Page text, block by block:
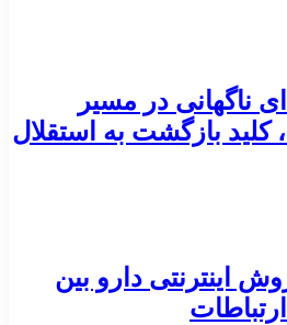
ناگهانی در مسیر
کلید بازگشت به استقلال
اینترنتی دارو بین